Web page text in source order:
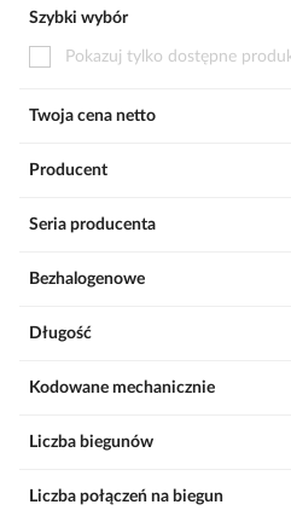
Szybki wybór
Pokazuj tylko dostępne
Twoja cena netto
Producent
Seria producenta
Bezhalogenowe
Długość
Kodowane mechanicznie
Liczba biegunów
Liczba połączeń na biegun